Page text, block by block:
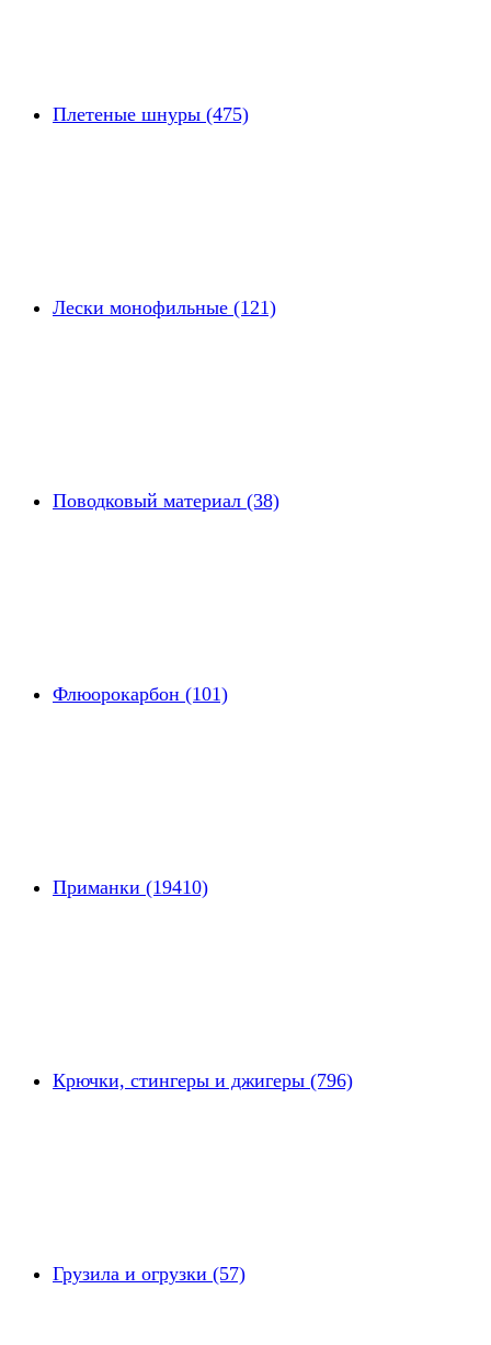
Плетеные шнуры (475)
Лески монофильные (121)
Поводковый материал (38)
Флюорокарбон (101)
Приманки (19410)
Крючки, стингеры и джигеры (796)
Грузила и огрузки (57)